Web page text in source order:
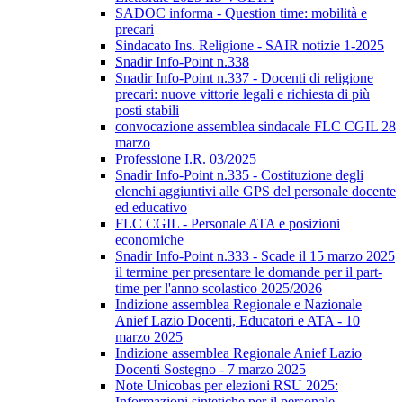
SADOC informa - Question time: mobilità e
precari
Sindacato Ins. Religione - SAIR notizie 1-2025
Snadir Info-Point n.338
Snadir Info-Point n.337 - Docenti di religione
precari: nuove vittorie legali e richiesta di più
posti stabili
convocazione assemblea sindacale FLC CGIL 28
marzo
Professione I.R. 03/2025
Snadir Info-Point n.335 - Costituzione degli
elenchi aggiuntivi alle GPS del personale docente
ed educativo
FLC CGIL - Personale ATA e posizioni
economiche
Snadir Info-Point n.333 - Scade il 15 marzo 2025
il termine per presentare le domande per il part-
time per l'anno scolastico 2025/2026
Indizione assemblea Regionale e Nazionale
Anief Lazio Docenti, Educatori e ATA - 10
marzo 2025
Indizione assemblea Regionale Anief Lazio
Docenti Sostegno - 7 marzo 2025
Note Unicobas per elezioni RSU 2025: